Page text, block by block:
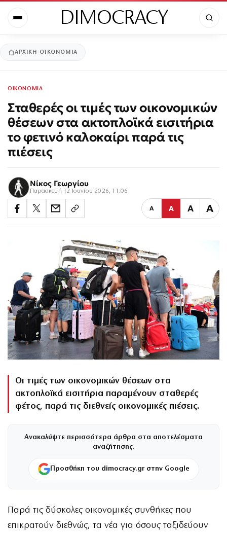
DIMOCRACY
ΑΡΧΙΚΉ ΟΙΚΟΝΟΜΙΑ
ΟΙΚΟΝΟΜΙΑ
Σταθερές οι τιμές των οικονομικών
θέσεων στα ακτοπλοϊκά εισιτήρια
το φετινό καλοκαίρι παρά τις
πιέσεις
Νίκος Γεωργίου
Παρασκευή 12 Ιουνίου 2026, 11:06
Α Α Α Α
Οι τιμές των οικονομικών θέσεων στα
ακτοπλοϊκά εισιτήρια παραμένουν σταθερές
φέτος, παρά τις διεθνείς οικονομικές πιέσεις.
Ανακαλύψτε περισσότερα άρθρα στα αποτελέσματα
αναζήτησης.
Προσθήκη του dimocracy.gr στην Google
Παρά τις δύσκολες οικονομικές συνθήκες που
επικρατούν διεθνώς, τα νέα για όσους ταξιδεύουν